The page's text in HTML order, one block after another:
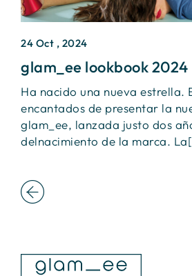
24 Oct , 2024
glam_ee lookbook 2024
Ha nacido una nueva estrella.
encantados de presentar la
glam_ee, lanzada justo dos
delnacimiento de la marca.